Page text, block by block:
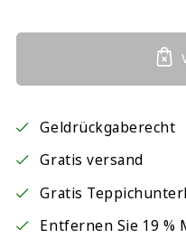
Geldrückgaberecht
Gratis versand
Gratis
Entfernen Sie 19 %